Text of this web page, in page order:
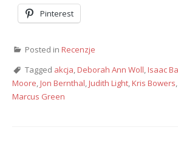
Pinterest
Posted in Recenzje
Tagged akcja,Deborah Ann Woll,Isaac
Moore,Jon Bernthal,Judith Light,Kris Bowers,
Marcus Green